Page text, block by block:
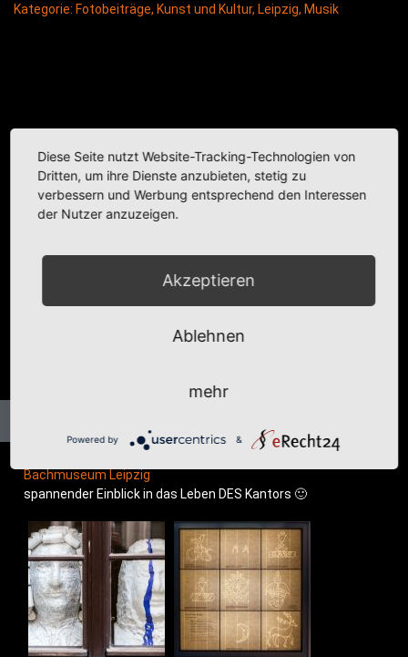
Kategorie: Fotobeiträge, Kunst und Kultur, Leipzig, Musik
Bach­mu­se­um Leipzig
span­nen­der Ein­blick in das Leben DES Kantors 🙂
Diese Seite nutzt Website-Tracking-Technologien von
Dritten, um ihre Dienste anzubieten, stetig zu
verbessern und Werbung entsprechend den Interessen
der Nutzer anzuzeigen.
Akzeptieren
Ablehnen
mehr
Powered by &